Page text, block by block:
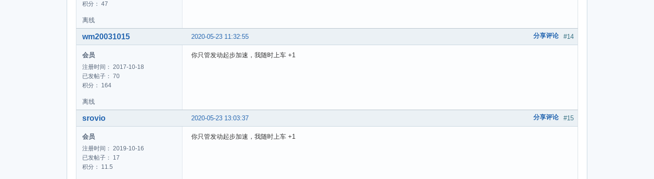
积分： 47
离线
#14
2020-05-23 11:32:55 分享评论
wm20031015
会员
注册时间： 2017-10-18
已发帖子： 70
积分： 164
你只管发动起步加速，我随时上车 +1
离线
#15
2020-05-23 13:03:37 分享评论
srovio
会员
注册时间： 2019-10-16
已发帖子： 17
积分： 11.5
你只管发动起步加速，我随时上车 +1